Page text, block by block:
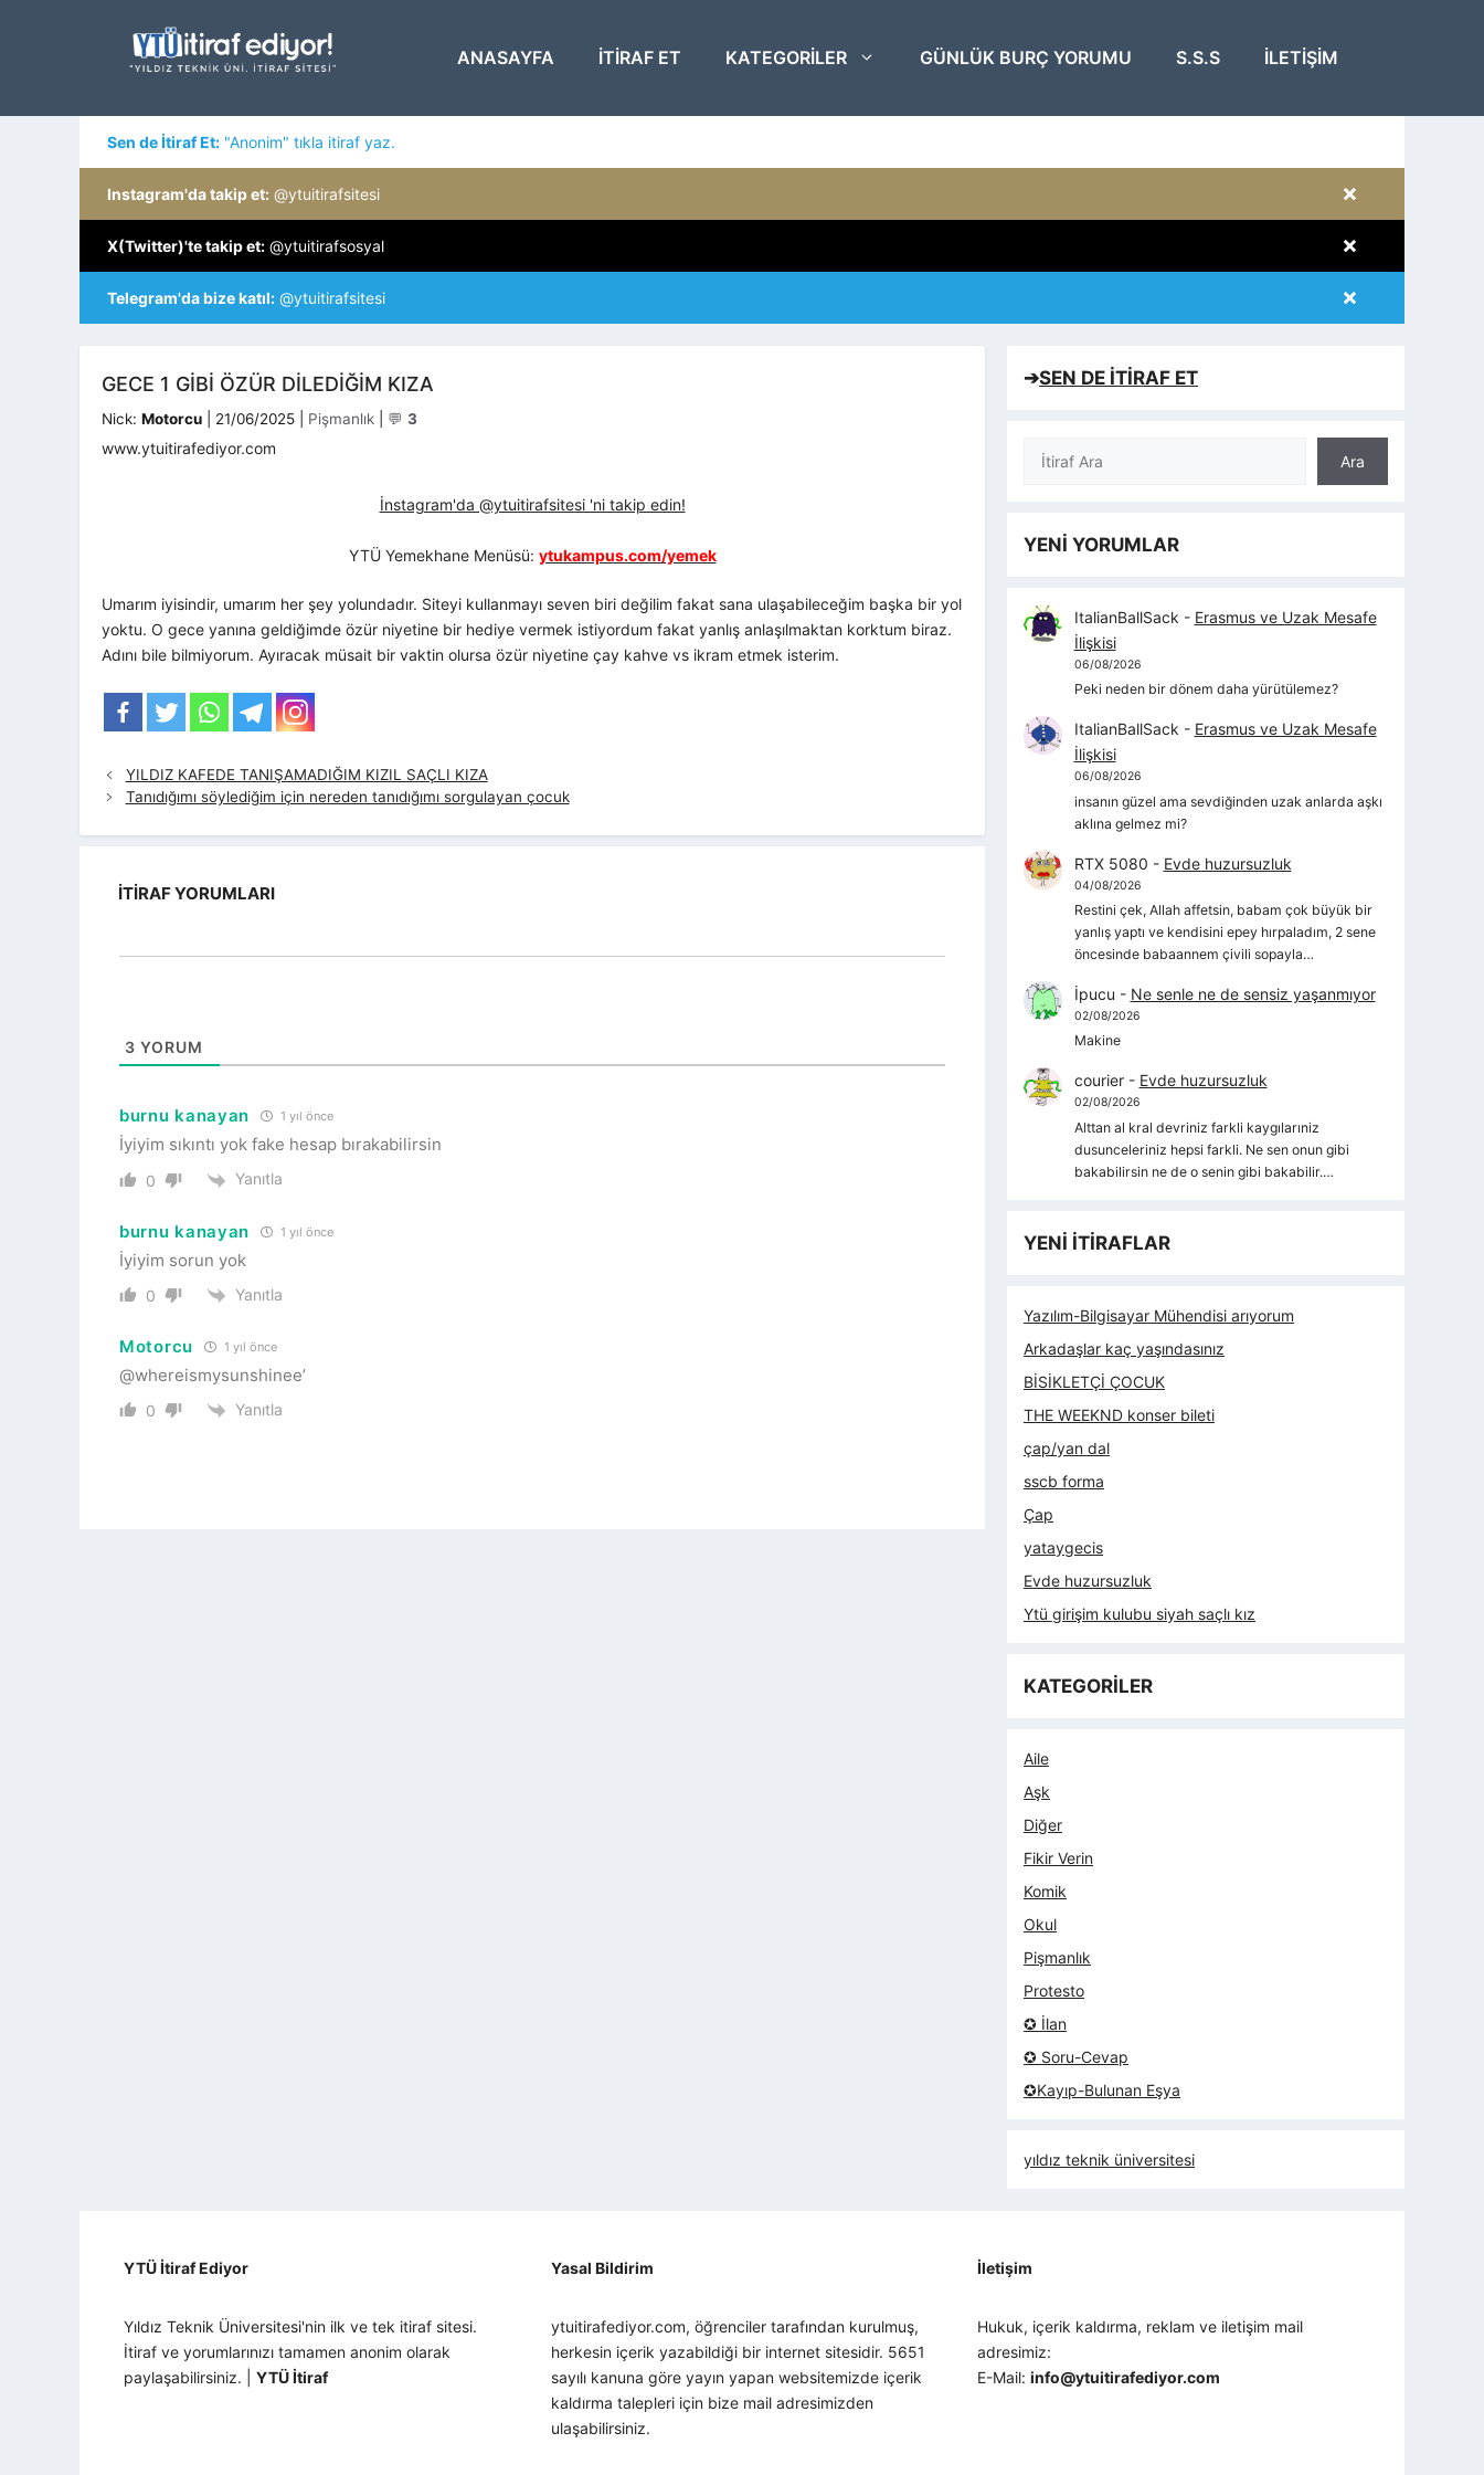
ANASAYFA ITIRAF ET KATEGORILER GÜNLÜK BURÇ YORUMU S.S.S İLETIŞIM
Sen de İtiraf Et: "Anonim" tıkla itiraf yaz.
×
Instagram'da takip et: @ytuitirafsitesi
×
X(Twitter)'te takip et: @ytuitirafsosyal
×
Telegram'da bize katıl: @ytuitirafsitesi
GECE 1 GİBİ ÖZÜR DİLEDİĞİM KIZA
Nick: Motorcu 21/06/2025 Kategoriler
Pişmanlık 💬 3
www.ytuitirafediyor.com
İnstagram'da @ytuitirafsitesi 'ni takip edin!
YTÜ Yemekhane Menüsü: ytukampus.com/yemek
Umarım iyisindir, umarım her şey yolundadır. Siteyi kullanmayı seven biri değilim fakat sana ulaşabileceğim başka bir yol
yoktu. O gece yanına geldiğimde özür niyetine bir hediye vermek istiyordum fakat yanlış anlaşılmaktan korktum biraz.
Adını bile bilmiyorum. Ayıracak müsait bir vaktin olursa özür niyetine çay kahve vs ikram etmek isterim.
YILDIZ KAFEDE TANIŞAMADIĞIM KIZIL SAÇLI KIZA
Tanıdığımı söylediğim için nereden tanıdığımı sorgulayan çocuk
İTIRAF YORUMLARI
3 YORUM
burnu kanayan 1 yıl önce
İyiyim sıkıntı yok fake hesap bırakabilirsin
0 Yanıtla
burnu kanayan 1 yıl önce
İyiyim sorun yok
0 Yanıtla
Motorcu 1 yıl önce
@whereismysunshinee’
0 Yanıtla
➔SEN DE İTİRAF ET
Ara
Ara
YENİ YORUMLAR
ItalianBallSack - Erasmus ve Uzak Mesafe
İlişkisi
06/08/2026
Peki neden bir dönem daha yürütülemez?
ItalianBallSack - Erasmus ve Uzak Mesafe
İlişkisi
06/08/2026
insanın güzel ama sevdiğinden uzak anlarda aşkı
aklına gelmez mi?
RTX 5080 - Evde huzursuzluk
04/08/2026
Restini çek, Allah affetsin, babam çok büyük bir
yanlış yaptı ve kendisini epey hırpaladım, 2 sene
öncesinde babaannem çivili sopayla…
İpucu - Ne senle ne de sensiz yaşanmıyor
02/08/2026
Makine
courier- Evde huzursuzluk
02/08/2026
Alttan al kral devriniz farkli kaygılarıniz
dusunceleriniz hepsi farkli. Ne sen onun gibi
bakabilirsin ne de o senin gibi bakabilir.…
YENİ İTİRAFLAR
Yazılım-Bilgisayar Mühendisi arıyorum
Arkadaşlar kaç yaşındasınız
BİSİKLETÇİ ÇOCUK
THE WEEKND konser bileti
çap/yan dal
sscb forma
Çap
yataygecis
Evde huzursuzluk
Ytü girişim kulubu siyah saçlı kız
KATEGORİLER
Aile
Aşk
Diğer
Fikir Verin
Komik
Okul
Pişmanlık
Protesto
✪ İlan
✪ Soru-Cevap
✪Kayıp-Bulunan Eşya
yıldız teknik üniversitesi
YTÜ İtiraf Ediyor
Yıldız Teknik Üniversitesi'nin ilk ve tek itiraf sitesi.
İtiraf ve yorumlarınızı tamamen anonim olarak
paylaşabilirsiniz. | YTÜ İtiraf
Yasal Bildirim
ytuitirafediyor.com, öğrenciler tarafından kurulmuş,
herkesin içerik yazabildiği bir internet sitesidir. 5651
sayılı kanuna göre yayın yapan websitemizde içerik
kaldırma talepleri için bize mail adresimizden
ulaşabilirsiniz.
İletişim
Hukuk, içerik kaldırma, reklam ve iletişim mail
adresimiz:
E-Mail:info@ytuitirafediyor.com